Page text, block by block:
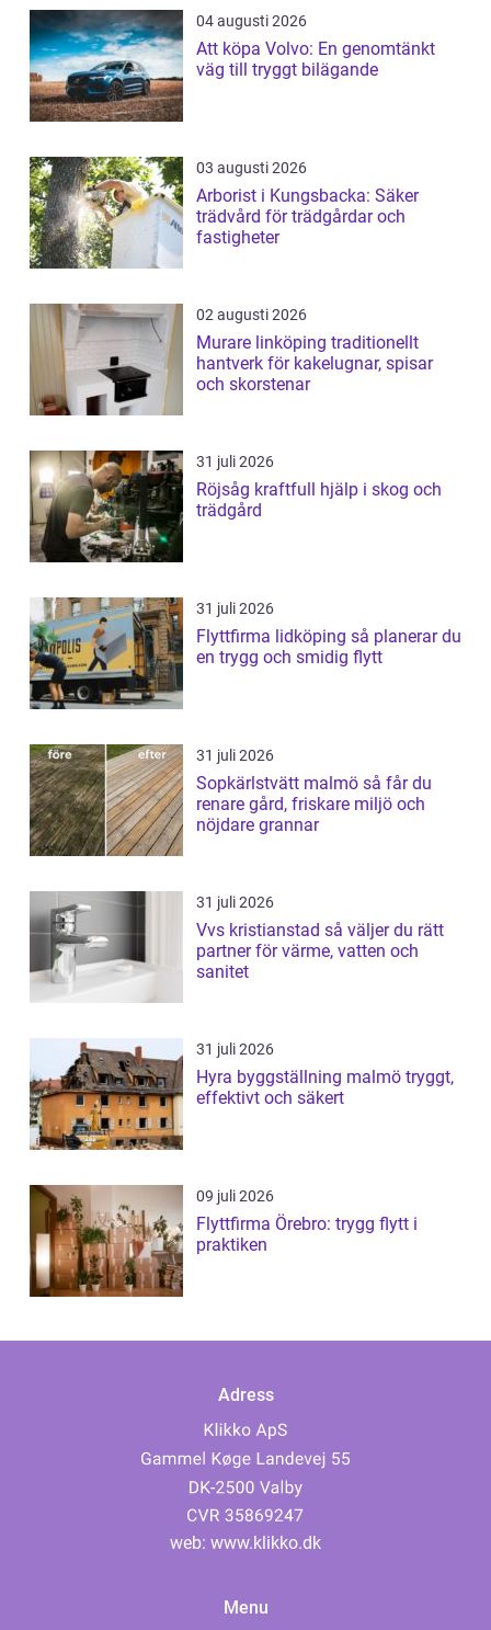
04 augusti 2026
Att köpa Volvo: En genomtänkt
väg till tryggt bilägande
03 augusti 2026
Arborist i Kungsbacka: Säker
trädvård för trädgårdar och
fastigheter
02 augusti 2026
Murare linköping traditionellt
hantverk för kakelugnar, spisar
och skorstenar
31 juli 2026
Röjsåg kraftfull hjälp i skog och
trädgård
31 juli 2026
Flyttfirma lidköping så planerar du
en trygg och smidig flytt
31 juli 2026
Sopkärlstvätt malmö så får du
renare gård, friskare miljö och
nöjdare grannar
31 juli 2026
Vvs kristianstad så väljer du rätt
partner för värme, vatten och
sanitet
31 juli 2026
Hyra byggställning malmö tryggt,
effektivt och säkert
09 juli 2026
Flyttfirma Örebro: trygg flytt i
praktiken
Adress
web: www.klikko.dk
Menu